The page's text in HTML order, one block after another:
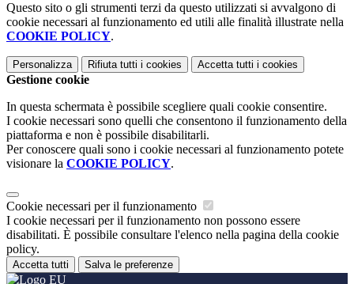
Questo sito o gli strumenti terzi da questo utilizzati si avvalgono di
cookie necessari al funzionamento ed utili alle finalità illustrate nella
COOKIE POLICY.
Personalizza Rifiuta tutti i cookies Accetta tutti i cookies
Gestione cookie
In questa schermata è possibile scegliere quali cookie consentire.
I cookie necessari sono quelli che consentono il funzionamento della
piattaforma e non è possibile disabilitarli.
Per conoscere quali sono i cookie necessari al funzionamento potete
visionare la COOKIE POLICY.
Cookie necessari per il funzionamento
I cookie necessari per il funzionamento non possono essere
disabilitati. È possibile consultare l'elenco nella pagina della cookie
policy.
Accetta tutti Salva le preferenze